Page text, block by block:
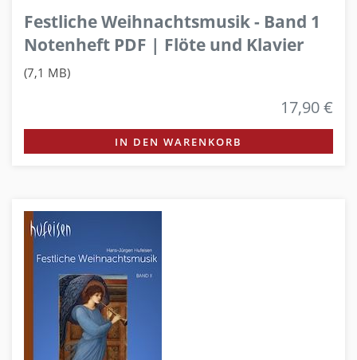
Festliche Weihnachtsmusik - Band 1
Notenheft PDF | Flöte und Klavier
(7,1 MB)
17,90 €
IN DEN WARENKORB